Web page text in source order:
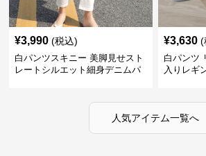
¥3,990 (税込)
白パンツスキニー 美脚見せスト
レートシルエット細身デニムパ
¥3,630 (
白パンツ
入りレギ
人気アイテム一覧へ